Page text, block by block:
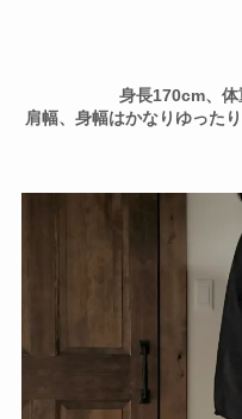
身長170cm、
肩幅、身幅はかなりゆった